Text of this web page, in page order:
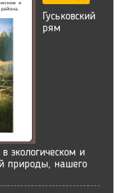
Гуськовский
рям
экологическом и
природы, нашего